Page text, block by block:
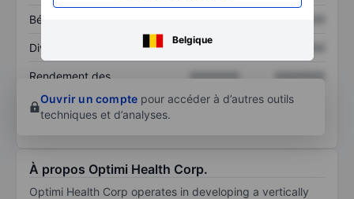
Belgique
Bénéfice par action
Dividende par action XXXXXXX
Rendement des
XXXXXXX
XXXXXXX
Ouvrir un compte pour accéder à d’autres outils
techniques et d’analyses.
À propos Optimi Health Corp.
Optimi Health Corp operates in developing a vertically